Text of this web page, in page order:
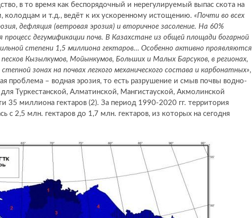
в то время как беспорядочный и нерегулируемый выпас скота на
колодцам и т.д., ведёт к их ускоренному истощению. «Почти во всех
дефляция (ветровая эрозия) и вторичное засоление. На 60%
дегумификации почв. В Казахстане из общей площади богарной
степени 1,5 миллиона гектаров… Особенно активно проявляются
Кызылкумов, Мойынкумов, Больших и Малых Барсуков, в регионах,
зонах на почвах легкого механического состава и карбонатных»,
проблема – водная эрозия, то есть разрушение и смыв почвы водно-
Туркестанской, Алматинской, Мангистауской, Акмолинской
35 миллиона гектаров (2). За период 1990-2020 гг. территория
с 2,5 млн. гектаров до 1,7 млн. гектаров, из которых на сегодня